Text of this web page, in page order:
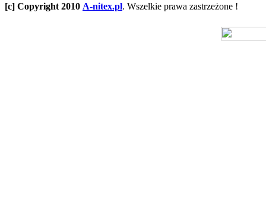
[c] Copyright 2010 A-nitex.pl. Wszelkie prawa zastrzeżone !